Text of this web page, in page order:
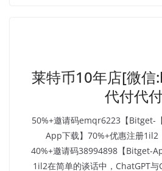
莱特币10年店[微
代付代
【火必Huobi-App下载】50%+邀请码emqr6223【Bitget-
App下载】70%+优惠注册1il2
40%+邀请码38994898【Bitget-
1il2在简单的谈话中，ChatGPT